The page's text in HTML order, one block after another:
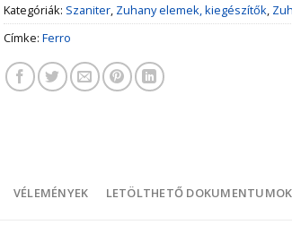
Kategóriák: Szaniter Zuhany elemek, kiegészítők
Címke: Ferro
VÉLEMÉNYEK LETÖLTHETŐ DOKUMENTUMOK